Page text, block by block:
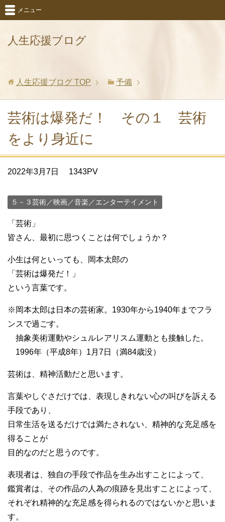
人生応援ブログ
メニュー
人生応援ブログ TOP 予備
芸術は爆発だ！ その１ 芸術
をより身近に
2022年3月7日 1343PV
５－３芸術／映画／音楽／エンターテイメント
「芸術」
皆さん、最初に思つくことは何でしょうか？
小生は何といっても、岡本太郎の
「芸術は爆発だ！」
という言葉です。
※岡本太郎は日本の芸術家。1930年から1940年までフラ
ンスで過ごす。
抽象美術運動やシュルレアリスム運動とも接触した。
1996年（平成8年）1月7日（満84歳没）
芸術は、精神活動だと思います。
言葉やしぐさだけでは、表現しきれない心の叫びを訴える
手段であり、
日常生活を送るだけでは満たされない、精神的な充足感を
得ることが
目的なのだと思うのです。
表現者は、独自の手段で作品を生み出すことによって、
鑑賞者は、その作品の人為の痕跡を見出すことによって、
それぞれ精神的な充足感を得られるのではないかと思いま
す。